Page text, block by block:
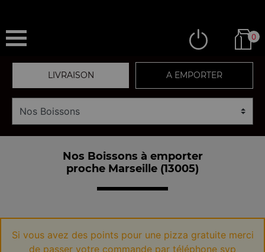
0
LIVRAISON A EMPORTER
Nos Boissons à emporter
proche Marseille (13005)
Si vous avez des points pour une pizza gratuite merci
de passer votre commande par téléphone svp